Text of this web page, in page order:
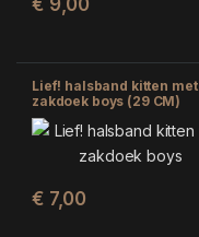
€ 9,00
Lief! halsband kitten met
zakdoek boys (29 CM)
€ 7,00